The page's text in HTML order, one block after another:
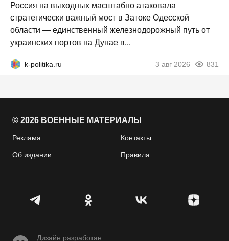
Россия на выходных масштабно атаковала
стратегически важный мост в Затоке Одесской
области — единственный железнодорожный путь от
украинских портов на Дунае в...
k-politika.ru 3 авг 2026 831
© 2026 ВОЕННЫЕ МАТЕРИАЛЫ
Реклама Контакты
Об издании Правила